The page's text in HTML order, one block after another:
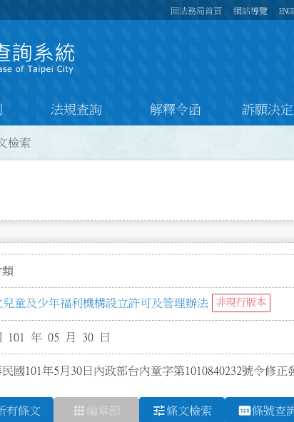
回法務局首頁 網站導覽
法規查詢 解釋令函 訴願決
檢索
兒童及少年福利機構設立許可及管理辦法 非現行版本
101 年 05 月 30 日
民國101年5月30日內政部台內童字第1010840232號令修
有條文 apps 編章節 tune條文檢索 pin條號查